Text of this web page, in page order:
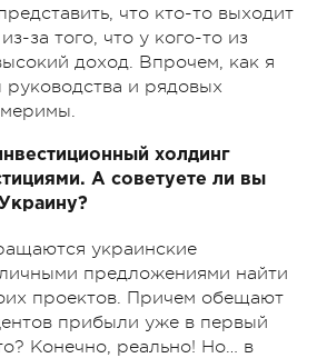
что кто-то выходит
за того, что у кого-то из
доход. Впрочем, как я
руководства и рядовых
холдинг
А советуете ли вы
украинские
предложениями найти
проектов. Причем обещают
прибыли уже в первый
Конечно, реально! Но… в